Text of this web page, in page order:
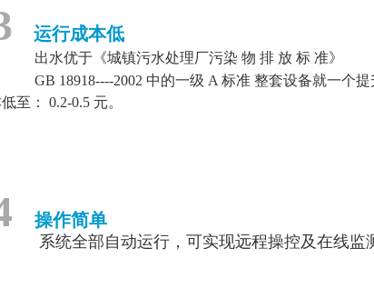
运行成本低
出水优于《城镇污水处理厂污染 物 排 放 标 准》
2002 中的一级 A 标准 整套设备就一个提升
至： 0.2-0.5 元。
操作简单
系统全部自动运行，可实现远程操控及在线监